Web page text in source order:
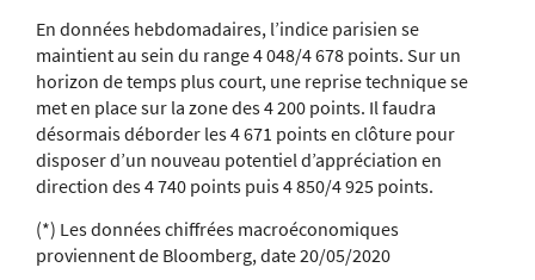
En données hebdomadaires, l’indice parisien se
maintient au sein du range 4 048/4 678 points. Sur un
horizon de temps plus court, une reprise technique se
met en place sur la zone des 4 200 points. Il faudra
désormais déborder les 4 671 points en clôture pour
disposer d’un nouveau potentiel d’appréciation en
direction des 4 740 points puis 4 850/4 925 points.
(*) Les données chiffrées macroéconomiques
proviennent de Bloomberg, date 20/05/2020